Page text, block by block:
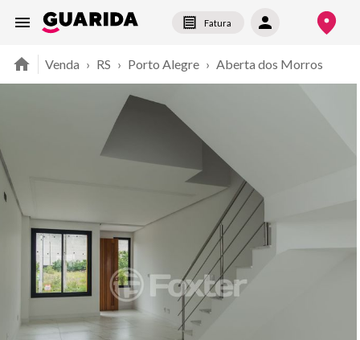
Fatura
Venda › RS › Porto Alegre › Aberta dos Morros